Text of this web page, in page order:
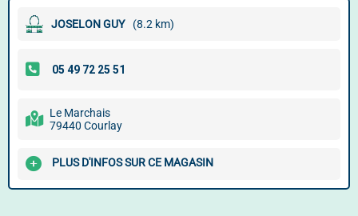
JOSELON GUY (8.2 km)
Le Marchais
79440 Courlay
PLUS D'INFOS SUR CE MAGASIN